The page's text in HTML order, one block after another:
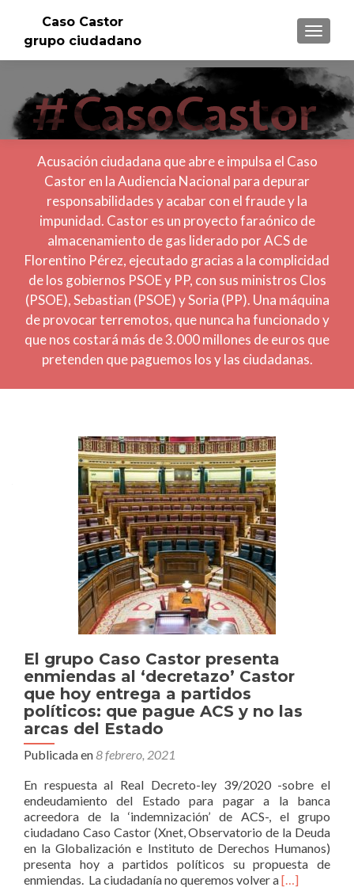
Caso Castor
grupo ciudadano
Acusación ciudadana que abre e impulsa el Caso
Castor en la Audiencia Nacional para depurar
responsabilidades y acabar con el fraude y la
impunidad. Castor es un proyecto faraónico de
almacenamiento de gas liderado por ACS de
Florentino Pérez, ejecutado gracias a la complicidad
de los gobiernos PSOE y PP, con sus ministros Clos
(PSOE), Sebastian (PSOE) y Soria (PP). Una máquina
de provocar terremotos, que nunca ha funcionado y
que nos costará más de 3.000 millones de euros que
pretenden que paguemos los y las ciudadanas.
El grupo Caso Castor presenta
enmiendas al ‘decretazo’ Castor
que hoy entrega a partidos
políticos: que pague ACS y no las
arcas del Estado
Publicada en8 febrero, 2021
En respuesta al Real Decreto-ley 39/2020 -sobre el
endeudamiento del Estado para pagar a la banca
acreedora de la ‘indemnización’ de ACS-, el grupo
ciudadano Caso Castor (Xnet, Observatorio de la Deuda
en la Globalización e Instituto de Derechos Humanos)
presenta hoy a partidos políticos su propuesta de
enmiendas. La ciudadanía no queremos volver aLeer
[…]
Navegación
entradas